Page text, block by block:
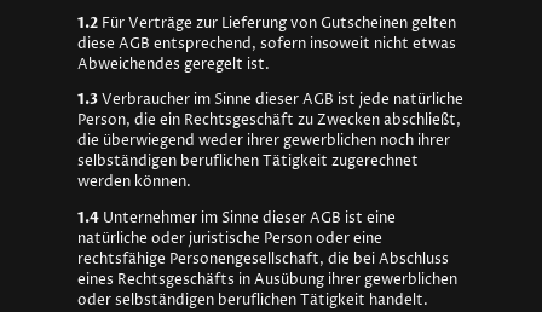
1.2 Für Verträge zur Lieferung von Gutscheinen gelten
diese AGB entsprechend, sofern insoweit nicht etwas
Abweichendes geregelt ist.
1.3Verbraucher im Sinne dieser AGB ist jede natürliche
Person, die ein Rechtsgeschäft zu Zwecken abschließt,
die überwiegend weder ihrer gewerblichen noch ihrer
selbständigen beruflichen Tätigkeit zugerechnet
werden können.
1.4 Unternehmer im Sinne dieser AGB ist eine
natürliche oder juristische Person oder eine
rechtsfähige Personengesellschaft, die bei Abschluss
eines Rechtsgeschäfts in Ausübung ihrer gewerblichen
oder selbständigen beruflichen Tätigkeit handelt.